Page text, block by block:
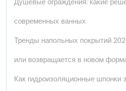
современных ванных
Тренды напольных покрытий
или возвращается в новом
Как гидроизоляционные